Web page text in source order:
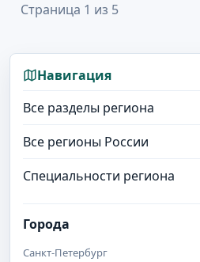
Страница 1 из 5
Навигация
Все разделы региона
Все регионы России
Специальности региона
Города
Санкт-Петербург